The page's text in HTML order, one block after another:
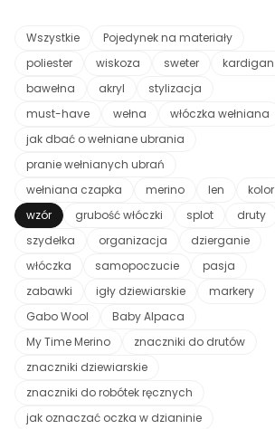
Wszystkie
Pojedynek na materiały
poliester
wiskoza sweter
kardigan
bawełna
akryl
stylizacja
must-have
wełna
włóczka wełniana
jak dbać o wełniane ubrania
pranie wełnianych ubrań
wełniana czapka
merino len
kolor
wzór
grubość włóczki splot
druty
szydełka
organizacja
dzierganie
włóczka
samopoczucie
pasja
zabawki
igły dziewiarskie
markery
Gabo Wool
Baby Alpaca
My Time Merino
znaczniki do drutów
znaczniki dziewiarskie
znaczniki do robótek ręcznych
jak oznaczać oczka w dzianinie